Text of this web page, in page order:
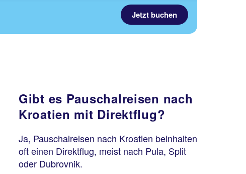
Jetzt buchen
Gibt es Pauschalreisen nach
Kroatien mit Direktflug?
Ja, Pauschalreisen nach Kroatien beinhalten
oft einen Direktflug, meist nach Pula, Split
oder Dubrovnik.